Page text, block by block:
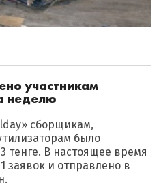
участникам
неделю
сборщикам,
было
тенге. В настоящее время
заявок и отправлено в